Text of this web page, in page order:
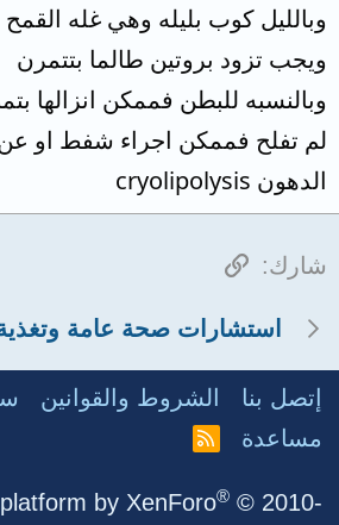
وبالليل كوب بليله وهي غله القمح
ويجب تزود بروتين طالما بتتمرن
وبالنسبه للبطن فممكن انزالها
لم تفلح فممكن اجراء شفط او
الدهون cryolipolysis
شارك: الرابط
استشارات صحة عامة
إتصل بنا الشروط والقوانين
مساعدة
R
by XenForo® © 2010-